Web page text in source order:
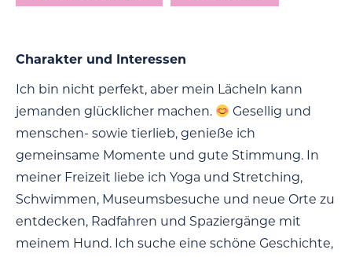
Charakter und Interessen
Ich bin nicht perfekt, aber mein Lächeln kann
jemanden glücklicher machen.
Gesellig und
menschen- sowie tierlieb, genieße ich
gemeinsame Momente und gute Stimmung. In
meiner Freizeit liebe ich Yoga und Stretching,
Schwimmen, Museumsbesuche und neue Orte zu
entdecken, Radfahren und Spaziergänge mit
meinem Hund. Ich suche eine schöne Geschichte,